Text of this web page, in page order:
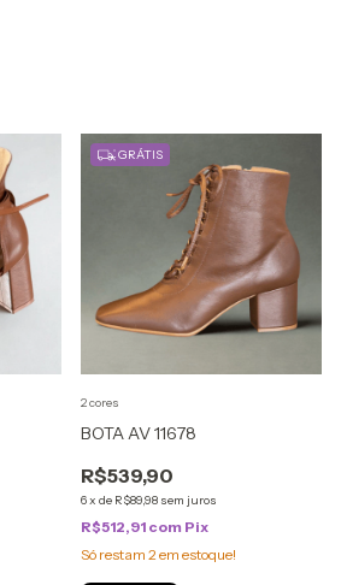
GRÁTIS
BOTA AV 11678
R$539,90
6x de R$89,98 sem juros
R$512,91 com Pix
Só restam 2em estoque!
2 cores